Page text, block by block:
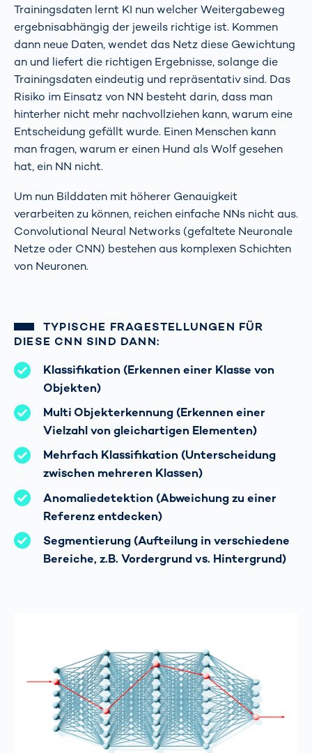
Trainingsdaten lernt KI nun welcher Weitergabeweg
ergebnisabhängig der jeweils richtige ist. Kommen
dann neue Daten, wendet das Netz diese Gewichtung
an und liefert die richtigen Ergebnisse, solange die
Trainingsdaten eindeutig und repräsentativ sind. Das
Risiko im Einsatz von NN besteht darin, dass man
hinterher nicht mehr nachvollziehen kann, warum eine
Entscheidung gefällt wurde. Einen Menschen kann
man fragen, warum er einen Hund als Wolf gesehen
hat, ein NN nicht.
Um nun Bilddaten mit höherer Genauigkeit
verarbeiten zu können, reichen einfache NNs nicht aus.
Convolutional Neural Networks (gefaltete Neuronale
Netze oder CNN) bestehen aus komplexen Schichten
von Neuronen.
TYPISCHE FRAGESTELLUNGEN FÜR
DIESE CNN SIND DANN:
Klassifikation (Erkennen einer Klasse von
Objekten)
Multi Objekterkennung (Erkennen einer
Vielzahl von gleichartigen Elementen)
Mehrfach Klassifikation (Unterscheidung
zwischen mehreren Klassen)
Anomaliedetektion (Abweichung zu einer
Referenz entdecken)
Segmentierung (Aufteilung in verschiedene
Bereiche, z.B. Vordergrund vs. Hintergrund)